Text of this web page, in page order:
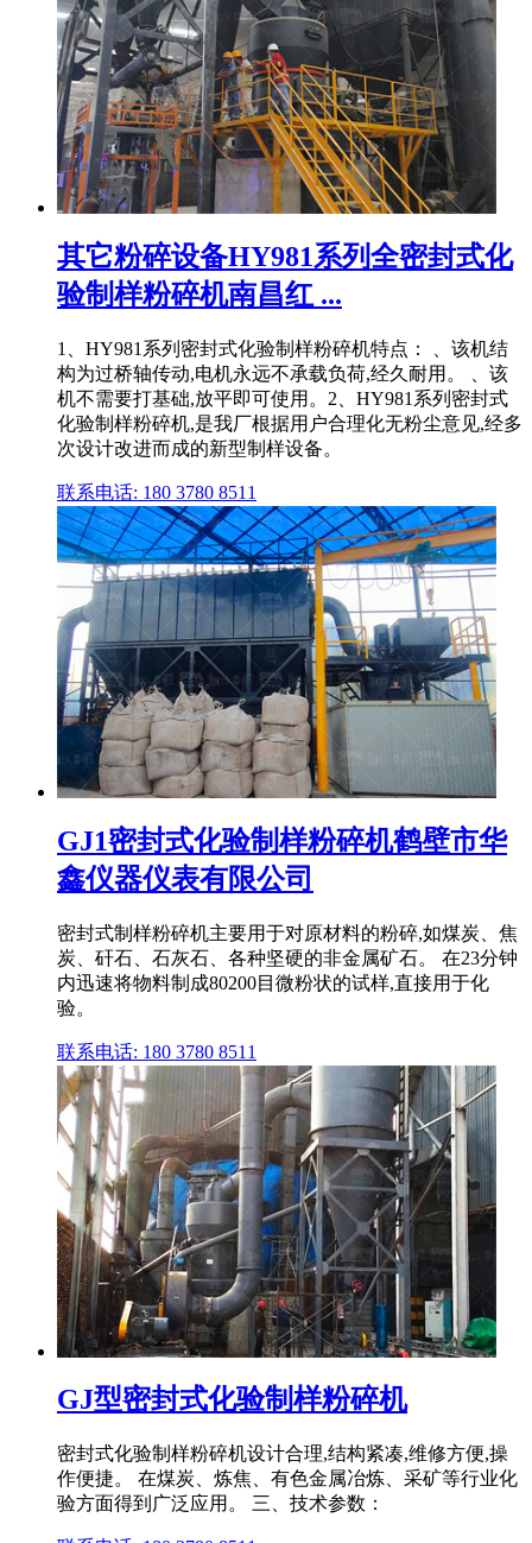
其它粉碎设备HY981系列全密封式化
验制样粉碎机南昌红 ...
1、HY981系列密封式化验制样粉碎机特点： 、该机结
构为过桥轴传动,电机永远不承载负荷,经久耐用。 、该
机不需要打基础,放平即可使用。2、HY981系列密封式
化验制样粉碎机,是我厂根据用户合理化无粉尘意见,经多
次设计改进而成的新型制样设备。
联系电话: 180 3780 8511
GJ1密封式化验制样粉碎机鹤壁市华
鑫仪器仪表有限公司
密封式制样粉碎机主要用于对原材料的粉碎,如煤炭、焦
炭、矸石、石灰石、各种坚硬的非金属矿石。 在23分钟
内迅速将物料制成80200目微粉状的试样,直接用于化
验。
联系电话: 180 3780 8511
GJ型密封式化验制样粉碎机
密封式化验制样粉碎机设计合理,结构紧凑,维修方便,操
作便捷。 在煤炭、炼焦、有色金属冶炼、采矿等行业化
验方面得到广泛应用。 三、技术参数：